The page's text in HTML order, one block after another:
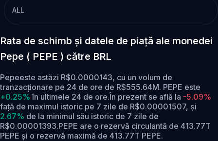
ALL
Rata de schimb și datele de piață ale monedei
Pepe ( PEPE ) către BRL
Pepeeste astăzi R$0.0000143, cu un volum de
tranzacționare pe 24 de ore de R$555.64M. PEPE este
+0.25%în ultimele 24 de ore.În prezent se află la -5.09%
față de maximul istoric pe 7 zile de R$0.00001507, și
2.67% de la minimul său istoric de 7 zile de
R$0.00001393.PEPE are o rezervă circulantă de 413.77T
PEPE și o rezervă maximă de 413.77T PEPE.